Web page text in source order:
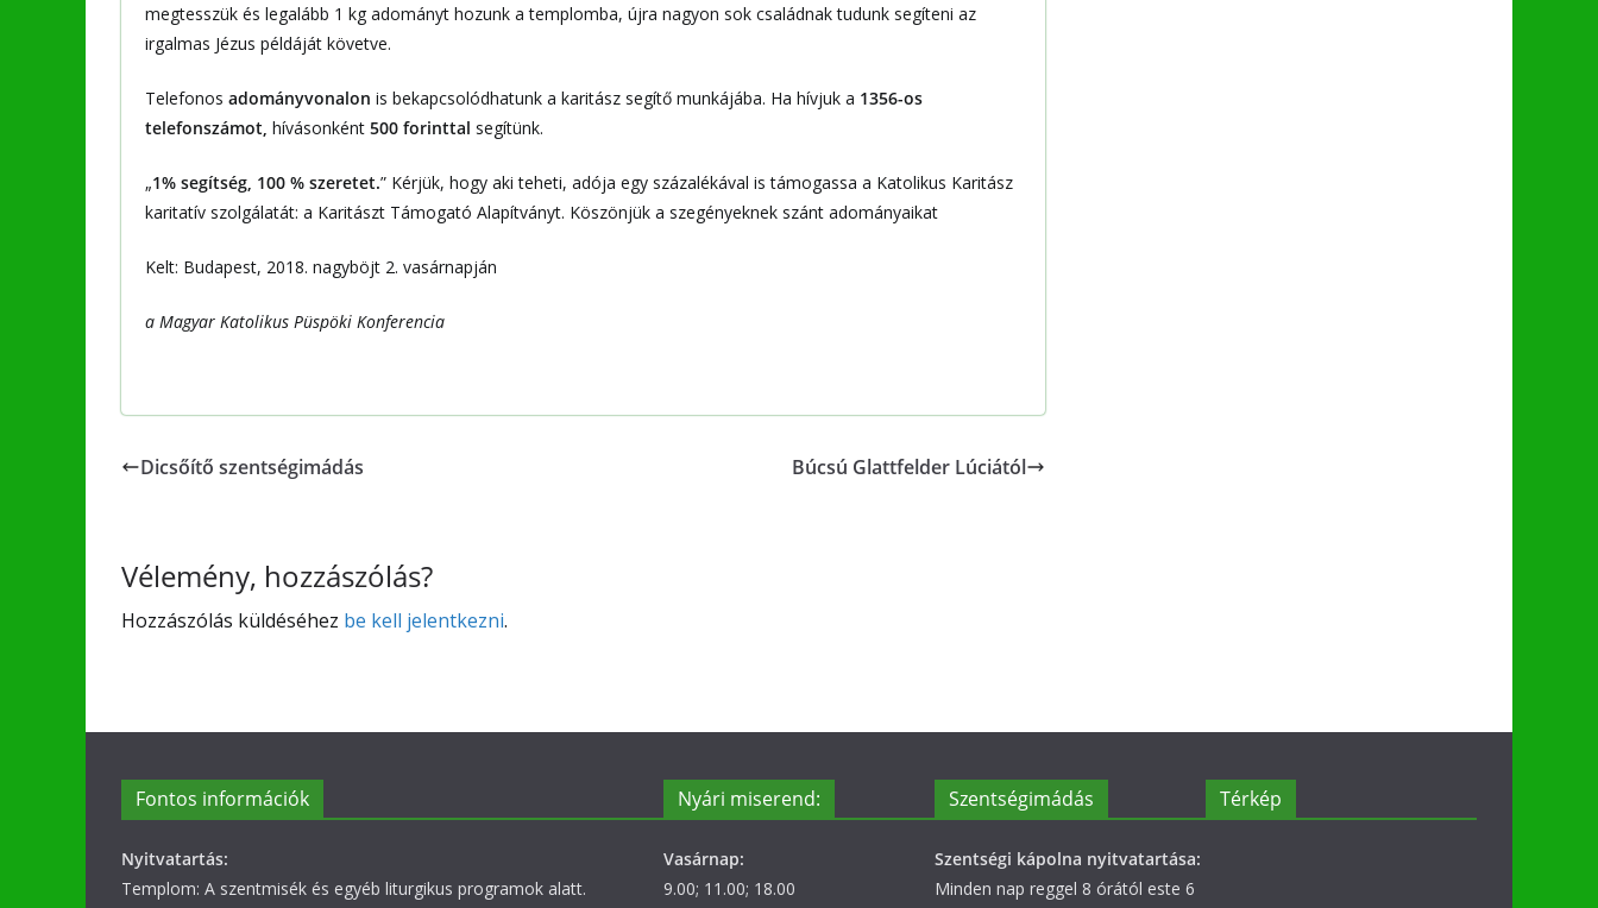
megtesszük és legalább 1 kg adományt hozunk a templomba, újra nagyon sok családnak tudunk segíteni az
irgalmas Jézus példáját követve.
Telefonos adományvonalon is bekapcsolódhatunk a karitász segítő munkájába. Ha hívjuk a 1356-os
telefonszámot, hívásonként 500 forinttal segítünk.
„1% segítség, 100 % szeretet.” Kérjük, hogy aki teheti, adója egy százalékával is támogassa a Katolikus Karitász
karitatív szolgálatát: a Karitászt Támogató Alapítványt. Köszönjük a szegényeknek szánt adományaikat
Kelt: Budapest, 2018. nagyböjt 2. vasárnapján
a Magyar Katolikus Püspöki Konferencia
Dicsőítő szentségimádás Búcsú Glattfelder Lúciától
Vélemény, hozzászólás?
Hozzászólás küldéséhez be kell jelentkezni.
Fontos információk
Nyitvatartás:
Templom: A szentmisék és egyéb liturgikus programok alatt.
Nyári miserend:
Vasárnap:
9.00; 11.00; 18.00
Szentségimádás
Szentségi kápolna nyitvatartása:
Minden nap reggel 8 órától este 6
Térkép